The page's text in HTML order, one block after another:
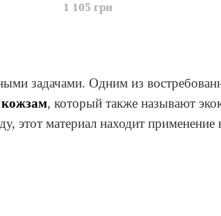
задачами. Одним из
, который также называют
этот материал находит
1 105 грн